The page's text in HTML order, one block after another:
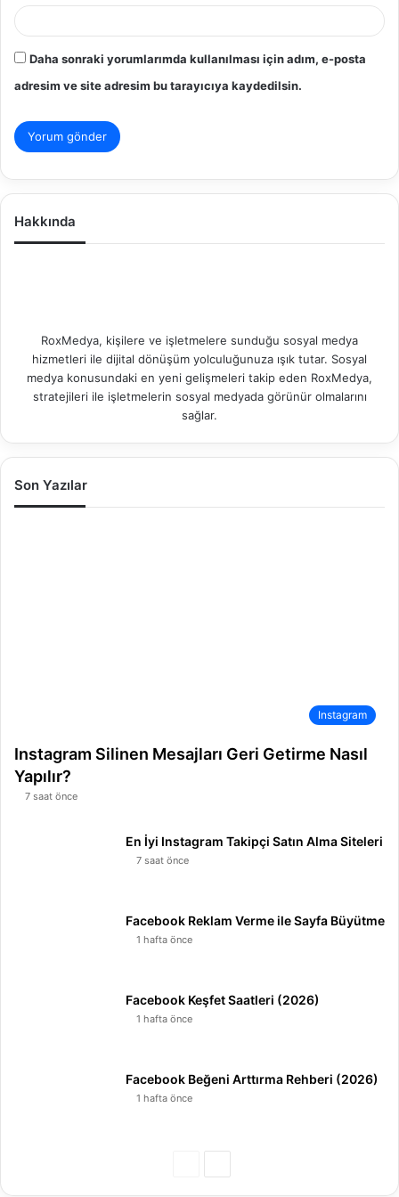
Daha sonraki yorumlarımda kullanılması için adım, e-posta
adresim ve site adresim bu tarayıcıya kaydedilsin.
Hakkında
RoxMedya, kişilere ve işletmelere sunduğu sosyal medya
hizmetleri ile dijital dönüşüm yolculuğunuza ışık tutar. Sosyal
medya konusundaki en yeni gelişmeleri takip eden RoxMedya,
stratejileri ile işletmelerin sosyal medyada görünür olmalarını
sağlar.
Son Yazılar
Instagram
Instagram Silinen Mesajları Geri Getirme Nasıl
Yapılır?
7 saat önce
En İyi Instagram Takipçi Satın Alma Siteleri
7 saat önce
Facebook Reklam Verme ile Sayfa Büyütme
1 hafta önce
Facebook Keşfet Saatleri (2026)
1 hafta önce
Facebook Beğeni Arttırma Rehberi (2026)
1 hafta önce